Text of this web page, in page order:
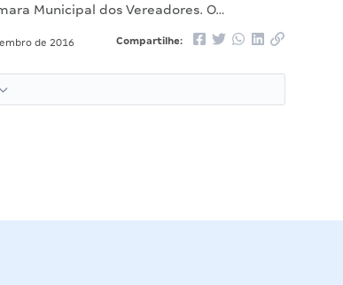
Municipal dos Vereadores. O…
de 2016 Compartilhe: